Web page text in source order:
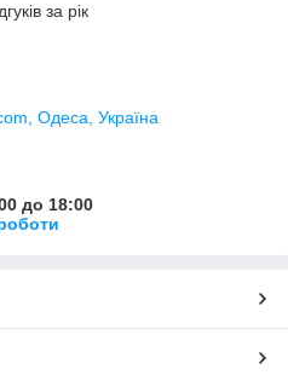
за рік
Одеса, Україна
до 18:00